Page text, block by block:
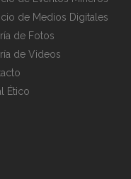
de Medios Digitales
de Fotos
de Videos
Ético